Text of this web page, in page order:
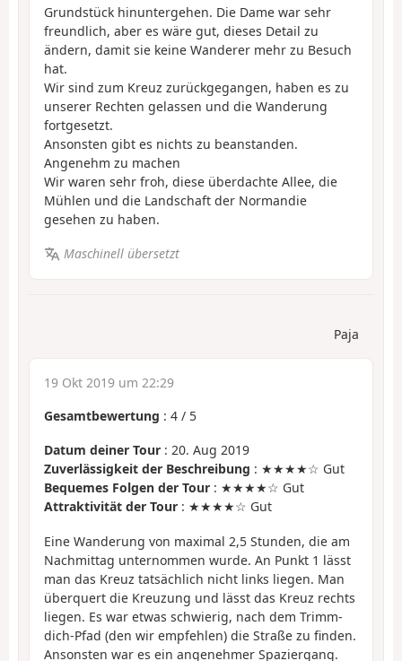
Grundstück hinuntergehen. Die Dame war sehr
freundlich, aber es wäre gut, dieses Detail zu
ändern, damit sie keine Wanderer mehr zu Besuch
hat.
Wir sind zum Kreuz zurückgegangen, haben es zu
unserer Rechten gelassen und die Wanderung
fortgesetzt.
Ansonsten gibt es nichts zu beanstanden.
Angenehm zu machen
Wir waren sehr froh, diese überdachte Allee, die
Mühlen und die Landschaft der Normandie
gesehen zu haben.
Maschinell übersetzt
Paja
19 Okt 2019 um 22:29
Gesamtbewertung : 4 / 5
Datum deiner Tour : 20. Aug 2019
Zuverlässigkeit der Beschreibung : ★★★★☆ Gut
Bequemes Folgen der Tour : ★★★★☆ Gut
Attraktivität der Tour : ★★★★☆ Gut
Eine Wanderung von maximal 2,5 Stunden, die am
Nachmittag unternommen wurde. An Punkt 1 lässt
man das Kreuz tatsächlich nicht links liegen. Man
überquert die Kreuzung und lässt das Kreuz rechts
liegen. Es war etwas schwierig, nach dem Trimm-
dich-Pfad (den wir empfehlen) die Straße zu finden.
Ansonsten war es ein angenehmer Spaziergang.